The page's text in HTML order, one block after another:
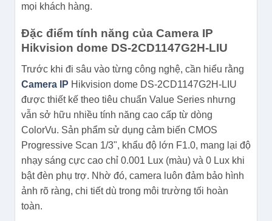
mọi khách hàng.
Đặc điểm tính năng của Camera IP
Hikvision dome DS-2CD1147G2H-LIU
Trước khi đi sâu vào từng công nghệ, cần hiểu rằng
Camera IP Hikvision dome DS-2CD1147G2H-LIU
được thiết kế theo tiêu chuẩn Value Series nhưng
vẫn sở hữu nhiều tính năng cao cấp từ dòng
ColorVu. Sản phẩm sử dụng cảm biến CMOS
Progressive Scan 1/3", khẩu độ lớn F1.0, mang lại độ
nhạy sáng cực cao chỉ 0.001 Lux (màu) và 0 Lux khi
bật đèn phụ trợ. Nhờ đó, camera luôn đảm bảo hình
ảnh rõ ràng, chi tiết dù trong môi trường tối hoàn
toàn.